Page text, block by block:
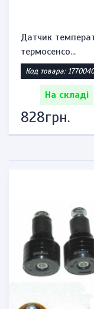
Датчик
термосенсо...
Код товара:
На складі
828грн.